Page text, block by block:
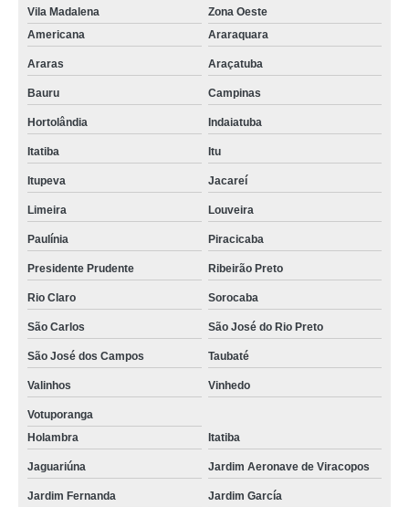
Vila Madalena
Zona Oeste
Americana
Araraquara
Araras Araçatuba
Bauru Campinas
Hortolândia Indaiatuba
Itatiba Itu
Itupeva Jacareí
Limeira Louveira
Paulínia Piracicaba
Presidente Prudente Ribeirão Preto
Rio Claro Sorocaba
São Carlos São José do Rio Preto
São José dos Campos Taubaté
Valinhos Vinhedo
Votuporanga
Holambra
Itatiba
Jaguariúna Jardim Aeronave de Viracopos
Jardim Fernanda Jardim García